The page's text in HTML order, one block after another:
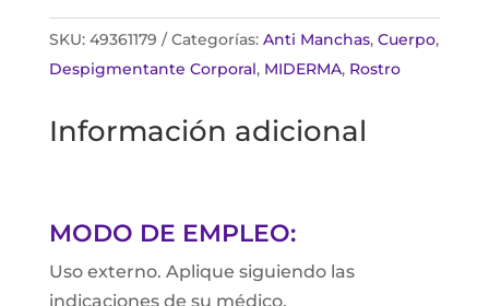
H
50g
SKU: 49361179 Categorías: Anti Manchas, Cuerpo,
Despigmentante Corporal, MIDERMA, Rostro
Información adicional
MODO DE EMPLEO:
Uso externo. Aplique siguiendo las
indicaciones de su médico.